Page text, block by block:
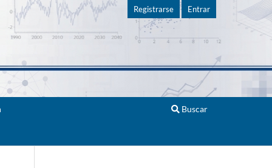
Buscar
Registrarse Entrar